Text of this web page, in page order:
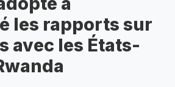
les rapports sur
avec les États-